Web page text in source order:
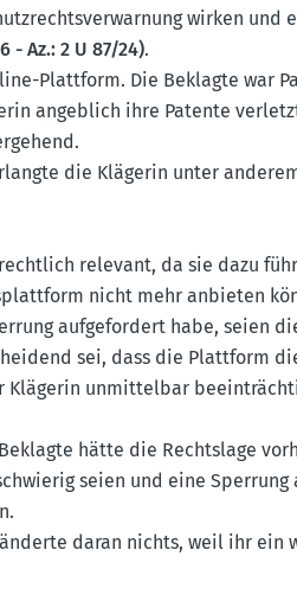
wirken und
- Az.: 2 U 87/24).
Plattform. Die Beklagte war
angeblich ihre Patente
die Klägerin unter
relevant, da sie dazu
nicht mehr anbieten
aufge­fordert habe, seien
sei, dass die Plattform
Klägerin unmit­telbar
hätte die Rechtslage
seien und eine Sperrung
daran nichts, weil ihr ein